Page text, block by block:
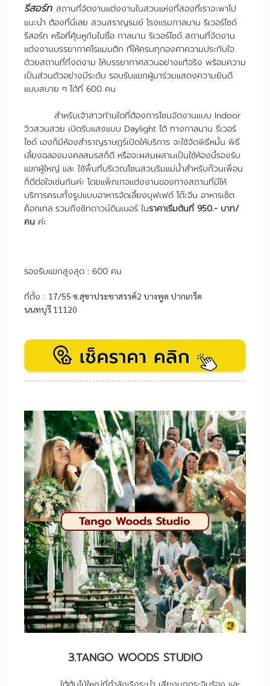
รีสอร์ท สถานที่จัดงานแต่งงานในสวนแห่งที่สองที่เราจะพาไป
แนะนำ ต้องที่นี่เลย สวนสราญรมย์ โรงแรมกาลนาน ริเวอร์ไซด์
รีสอร์ท หรือที่คุ้นหูกันในชื่อ กาลนาน ริเวอร์ไซด์ สถานที่จัดงาน
แต่งงานบรรยากาศโรแมนติก ที่ให้ครบทุกองศาความประทับใจ
ด้วยสถานที่ที่งดงาม ให้บรรยากาศสวนอย่างแท้จริง พร้อมความ
เป็นส่วนตัวอย่างมีระดับ รอบรับแขกผู้มาร่วมแสดงความยินดี
แบบสบาย ๆ ได้ที่ 600 คน
สำหรับเจ้าสาวท่านใดที่ต้องการโซนจัดงานแบบ Indoor
วิวสวนสวย เปิดรับแสงแบบ Daylight ได้ ทางกาลนาน รีเวอร์
ไซด์ เองก็มีห้องสำราญราษฎร์เปิดให้บริการ จะใช้จัดพิธีหมั้น พิธี
เลี้ยงฉลองมงคลสมรสก็ดี หรือจะผสมผสานเป็นใช้ห้องนี้รองรับ
แขกผู้ใหญ่ และ ใช้พื้นที่บริเวณโซนสวนริมแม่น้ำสำหรับก๊วนเพื่อน
ก็ดีต่อใจเช่นกันค่ะ โดยแพ็กเกจแต่งงานของทางสถานที่มีให้
บริการครบทั้งรูปแบบอาหารจัดเลี้ยงบุฟเฟต์ โต๊ะจีน อาหารเซ็ต
ค็อกเทล รวมถึงซิทดาวน์ดินเนอร์ ในราคาเริ่มต้นที่ 950.- บาท/
คน ค่ะ
รองรับแขกสูงสุด : 600 คน
ที่ตั้ง : 17/55 ซ.สุขาประชาสรรค์2 บางพูด ปากเกร็ด
นนทบุรี 11120
3.TANGO WOODS STUDIO